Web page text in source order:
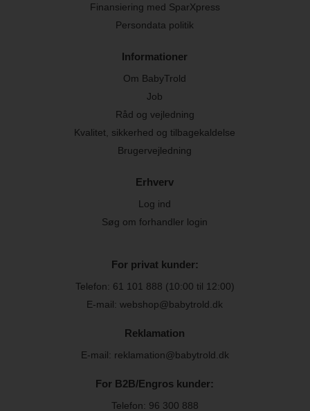
Finansiering med SparXpress
Persondata politik
Informationer
Om BabyTrold
Job
Råd og vejledning
Kvalitet, sikkerhed og tilbagekaldelse
Brugervejledning
Erhverv
Log ind
Søg om forhandler login
For privat kunder:
Telefon: 61 101 888 (10:00 til 12:00)
E-mail: webshop@babytrold.dk
Reklamation
E-mail: reklamation@babytrold.dk
For B2B/Engros kunder:
Telefon: 96 300 888